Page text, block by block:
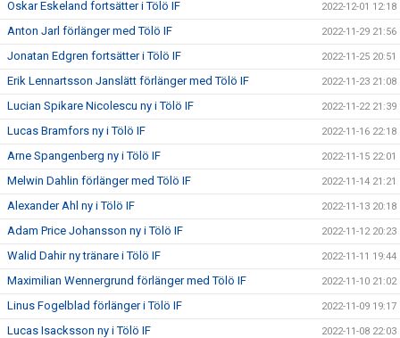
Oskar Eskeland fortsätter i Tölö IF 2022-12-01 12:18
Anton Jarl förlänger med Tölö IF 2022-11-29 21:56
Jonatan Edgren fortsätter i Tölö IF 2022-11-25 20:51
Erik Lennartsson Janslätt förlänger med Tölö IF 2022-11-23 21:08
Lucian Spikare Nicolescu ny i Tölö IF 2022-11-22 21:39
Lucas Bramfors ny i Tölö IF 2022-11-16 22:18
Arne Spangenberg ny i Tölö IF 2022-11-15 22:01
Melwin Dahlin förlänger med Tölö IF 2022-11-14 21:21
Alexander Ahl ny i Tölö IF 2022-11-13 20:18
Adam Price Johansson ny i Tölö IF 2022-11-12 20:23
Walid Dahir ny tränare i Tölö IF 2022-11-11 19:44
Maximilian Wennergrund förlänger med Tölö IF 2022-11-10 21:02
Linus Fogelblad förlänger i Tölö IF 2022-11-09 19:17
Lucas Isacksson ny i Tölö IF 2022-11-08 22:03